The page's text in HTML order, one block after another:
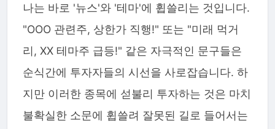
나는 바로 '뉴스'와 '테마'에 휩쓸리는 것입니다.
"OOO 관련주, 상한가 직행!" 또는 "미래 먹거
리, XX 테마주 급등!" 같은 자극적인 문구들은
순식간에 투자자들의 시선을 사로잡습니다. 하
지만 이러한 종목에 섣불리 투자하는 것은 마치
불확실한 소문에 휩쓸려 잘못된 길로 들어서는